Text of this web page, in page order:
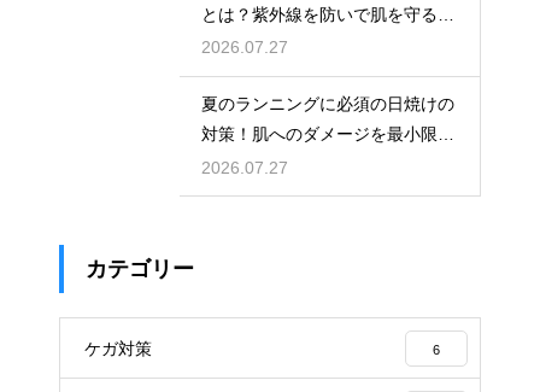
とは？紫外線を防いで肌を守る徹
底対策
2026.07.27
夏のランニングに必須の日焼けの
対策！肌へのダメージを最小限に
する
2026.07.27
カテゴリー
ケガ対策 6